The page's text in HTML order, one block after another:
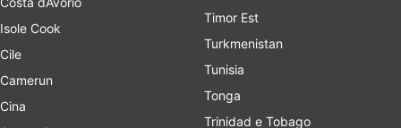
Isole Cook
Cile
Camerun
Cina
Timor Est
Turkmenistan
Tunisia
Tonga
Trinidad e Tobago